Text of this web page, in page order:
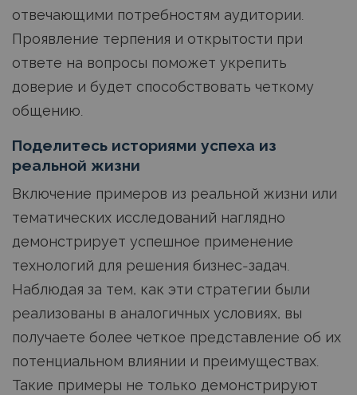
отвечающими потребностям аудитории.
Проявление терпения и открытости при
ответе на вопросы поможет укрепить
доверие и будет способствовать четкому
общению.
Поделитесь историями успеха из
реальной жизни
Включение примеров из реальной жизни или
тематических исследований наглядно
демонстрирует успешное применение
технологий для решения бизнес-задач.
Наблюдая за тем, как эти стратегии были
реализованы в аналогичных условиях, вы
получаете более четкое представление об их
потенциальном влиянии и преимуществах.
Такие примеры не только демонстрируют